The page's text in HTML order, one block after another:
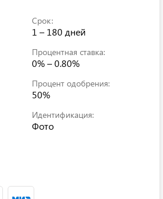
Срок:
1 – 180 дней
Процентная ставка:
0% – 0.80%
Процент одобрения:
50%
Идентификация:
Фото